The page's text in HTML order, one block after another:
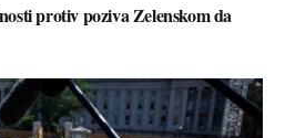
protiv poziva Zelenskom da